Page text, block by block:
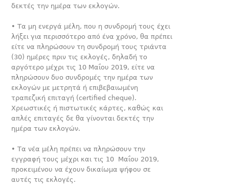
δεκτές την ημέρα των εκλογών.
• Τα μη ενεργά μέλη, που η συνδρομή τους έχει
λήξει για περισσότερο από ένα χρόνο, θα πρέπει
είτε να πληρώσουν τη συνδρομή τους τριάντα
(30) ημέρες πριν τις εκλογές, δηλαδή το
αργότερο μέχρι τις 10 Μαΐου 2019, είτε να
πληρώσουν δυο συνδρομές την ημέρα των
εκλογών με μετρητά ή επιβεβαιωμένη
τραπεζική επιταγή (certified cheque).
Χρεωστικές ή πιστωτικές κάρτες, καθώς και
απλές επιταγές δε θα γίνονται δεκτές την
ημέρα των εκλογών.
• Τα νέα μέλη πρέπει να πληρώσουν την
εγγραφή τους μέχρι και τις 10 Μαΐου 2019,
προκειμένου να έχουν δικαίωμα ψήφου σε
αυτές τις εκλογές.